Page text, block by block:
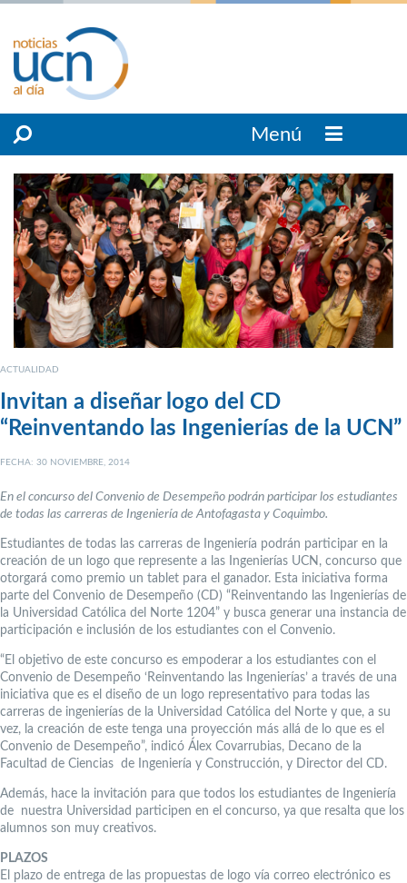
Menú
ACTUALIDAD
Invitan a diseñar logo del CD
“Reinventando las Ingenierías de la UCN”
FECHA: 30 NOVIEMBRE, 2014
En el concurso del Convenio de Desempeño podrán participar los estudiantes
de todas las carreras de Ingeniería de Antofagasta y Coquimbo.
Estudiantes de todas las carreras de Ingeniería podrán participar en la
creación de un logo que represente a las Ingenierías UCN, concurso que
otorgará como premio un tablet para el ganador. Esta iniciativa forma
parte del Convenio de Desempeño (CD) “Reinventando las Ingenierías de
la Universidad Católica del Norte 1204” y busca generar una instancia de
participación e inclusión de los estudiantes con el Convenio.
“El objetivo de este concurso es empoderar a los estudiantes con el
Convenio de Desempeño ‘Reinventando las Ingenierías’ a través de una
iniciativa que es el diseño de un logo representativo para todas las
carreras de ingenierías de la Universidad Católica del Norte y que, a su
vez, la creación de este tenga una proyección más allá de lo que es el
Convenio de Desempeño”, indicó Álex Covarrubias, Decano de la
Facultad de Ciencias de Ingeniería y Construcción, y Director del CD.
Además, hace la invitación para que todos los estudiantes de Ingeniería
de nuestra Universidad participen en el concurso, ya que resalta que los
alumnos son muy creativos.
PLAZOS
El plazo de entrega de las propuestas de logo vía correo electrónico es